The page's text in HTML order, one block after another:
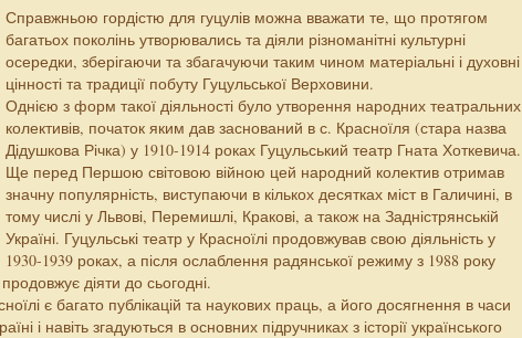
Справжньою гордістю для гуцулів можна вважати те, що протягом
багатьох поколінь утворювались та діяли різноманітні культурні
осередки, зберігаючи та збагачуючи таким чином матеріальні і духовні
цінності та традиції побуту Гуцульської Верховини.
Однією з форм такої діяльності було утворення народних театральних
колективів, початок яким дав заснований в с. Красноїля (стара назва
Дідушкова Річка) у 1910-1914 роках Гуцульський театр Гната Хоткевича.
Ще перед Першою світовою війною цей народний колектив отримав
значну популярність, виступаючи в кількох десятках міст в Галичині, в
тому числі у Львові, Перемишлі, Кракові, а також на Задністрянській
Україні. Гуцульські театр у Красноїлі продовжував свою діяльність у
1930-1939 роках, а після ослаблення радянської режиму з 1988 року
діяти до сьогодні.
є багато публікацій та наукових праць, а його досягнення в часи
і навіть згадуються в основних підручниках з історії українського